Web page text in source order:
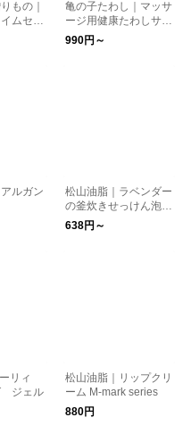
もの｜
ムセッ
亀の子たわし｜マッサ
ージ用健康たわしサト
オさん
990円～
ルガン
松山油脂｜ラベンダー
の釜炊きせっけん泡ハ
ンドソープ M-mark se
638円～
ーリィ
ジェル
松山油脂｜リップクリ
ーム M-mark series
880円